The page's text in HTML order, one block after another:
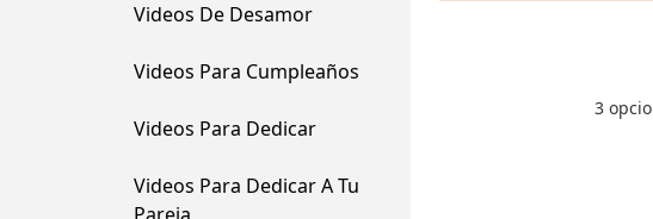
Videos De Desamor
Videos Para Cumpleaños
Videos Para Dedicar
Videos Para Dedicar A Tu
3